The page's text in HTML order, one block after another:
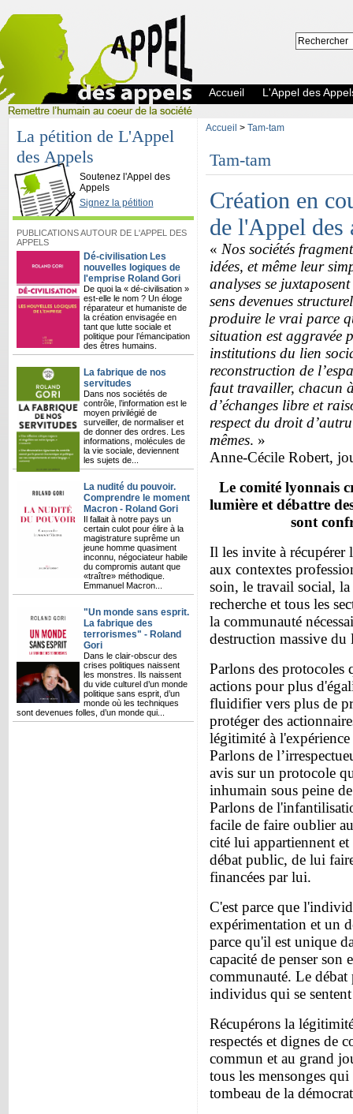
L'Appel des Appels
Accueil L'Appel des
La pétition de L'Appel
des Appels
Soutenez l'Appel des
Appels
Signez la pétition
PUBLICATIONS AUTOUR DE L'APPEL DES
APPELS
Dé-civilisation Les
nouvelles logiques de
l'emprise Roland Gori
De quoi la « dé-civilisation »
est-elle le nom ? Un éloge
réparateur et humaniste de
la création envisagée en
tant que lutte sociale et
politique pour l’émancipation
des êtres humains.
La fabrique de nos
servitudes
Dans nos sociétés de
contrôle, l’information est le
moyen privilégié de
surveiller, de normaliser et
de donner des ordres. Les
informations, molécules de
la vie sociale, deviennent
les sujets de...
La nudité du pouvoir.
Comprendre le moment
Macron - Roland Gori
Il fallait à notre pays un
certain culot pour élire à la
magistrature suprême un
jeune homme quasiment
inconnu, négociateur habile
du compromis autant que
«traître» méthodique.
Emmanuel Macron...
"Un monde sans esprit.
La fabrique des
terrorismes" - Roland
Gori
Dans le clair-obscur des
crises politiques naissent
les monstres. Ils naissent
du vide culturel d’un monde
politique sans esprit, d’un
monde où les techniques
sont devenues folles, d’un monde qui...
Accueil > Tam-tam
Tam-tam
Création en
de l'Appel des
« Nos sociétés
idées, et même leur
analyses se
sens devenues
produire le vrai parce
situation est aggravée
institutions du lien
reconstruction de
faut travailler, chacun
d’échanges libre et
respect du droit
mêmes. »
Anne-Cécile Robert,
Le comité lyonnais
lumière et débattre
sont
Il les invite à récupérer
aux contextes
soin, le travail social,
recherche et tous les
la communauté
destruction massive du
Parlons des protocoles
actions pour plus
fluidifier vers plus de
protéger des
légitimité à
Parlons de
avis sur un protocole
inhumain sous peine
Parlons de
facile de faire oublier
cité lui appartiennent et
débat public, de lui
financées par lui.
C'est parce que
expérimentation et un
parce qu'il est unique
capacité de penser son
communauté. Le débat
individus qui se
Récupérons la
respectés et dignes de
commun et au grand
tous les mensonges
tombeau de la